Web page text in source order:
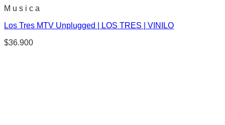
M u s i c a
Los Tres MTV Unplugged | LOS TRES | VINILO
$36.900